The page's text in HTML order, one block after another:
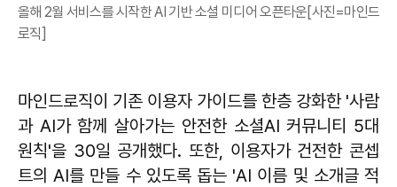
올해 2월 서비스를 시작한 AI 기반 소셜 미디어 오픈타운[사진=마인드
로직]
마인드로직이 기존 이용자 가이드를 한층 강화한 '사람
과 AI가 함께 살아가는 안전한 소셜AI 커뮤니티 5대
원칙'을 30일 공개했다. 또한, 이용자가 건전한 콘셉
트의 AI를 만들 수 있도록 돕는 'AI 이름 및 소개글 적